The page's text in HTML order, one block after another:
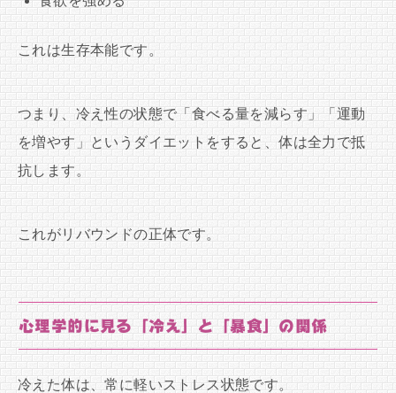
これは生存本能です。
つまり、冷え性の状態で「食べる量を減らす」「運動
を増やす」というダイエットをすると、体は全力で抵
抗します。
これがリバウンドの正体です。
心理学的に見る「冷え」と「暴食」の関係
冷えた体は、常に軽いストレス状態です。